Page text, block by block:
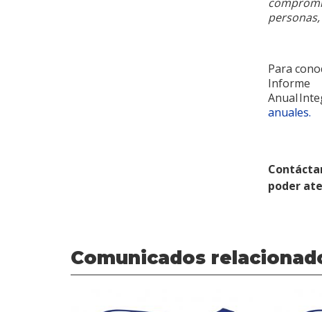
Para
Informe
Anual
anuales.
poder
Comunicados